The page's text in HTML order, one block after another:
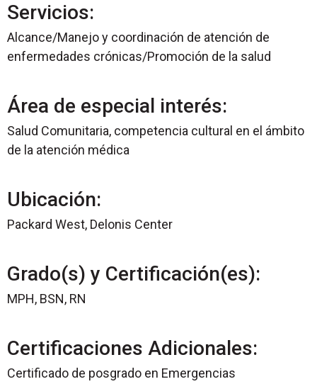
Servicios:
Alcance/Manejo y coordinación de atención de
enfermedades crónicas/Promoción de la salud
Área de especial interés:
Salud Comunitaria, competencia cultural en el ámbito
de la atención médica
Ubicación:
Packard West, Delonis Center
Grado(s) y Certificación(es):
MPH, BSN, RN
Certificaciones Adicionales:
Certificado de posgrado en Emergencias